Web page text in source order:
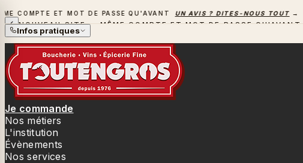
ET MOT DE PASSE QU'AVANT UN AVIS ? DITES-NOUS TOUT →
NOUVEAU SITE — MÊME COMPTE ET MOT DE PASSE QU'AVANT
Infos pratiques
Je commande
Nos métiers
L'institution
Évènements
Nos services